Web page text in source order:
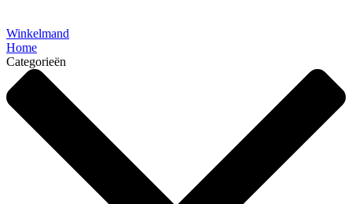
Winkelmand
Home
Categorieën